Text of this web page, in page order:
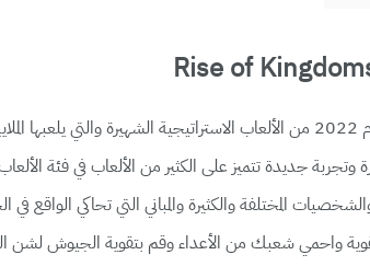
رايز اوف كينج دوم 2022 من الألعاب الاستراتيجية الشهيرة
وتجربة جديدة تتميز على الكثير من الألعاب في فئة
والشخصيات المختلفة والكثيرة والمباني التي تحاكي
واحمي شعبك من الأعداء وقم بتقوية الجيوش لشن